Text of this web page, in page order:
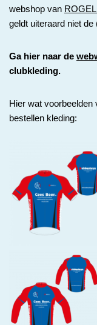
webshop van
geldt uiteraard niet
Ga hier naar de
clubkleding.
Hier wat voorbeelden
bestellen kleding: